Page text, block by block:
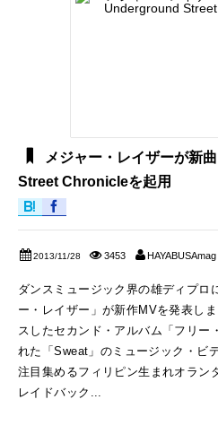
メジャー・レイザーが新
Street Chronicleを起用
2013/11/28 3453 HAYABUSAmag
ダンスミュージック界の雄ディプロ
ー・レイザー」が新作MVを発表し
スしたセカンド・アルバム「フリー
れた「Sweat」のミュージック・ビ
注目集めるフィリピン生まれオラン
レイドバック...